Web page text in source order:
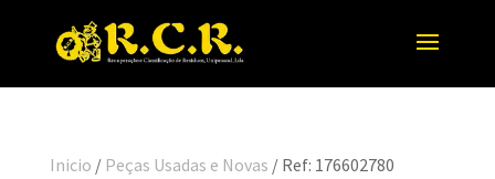
Inicio / Peças Usadas e Novas / Ref: 176602780